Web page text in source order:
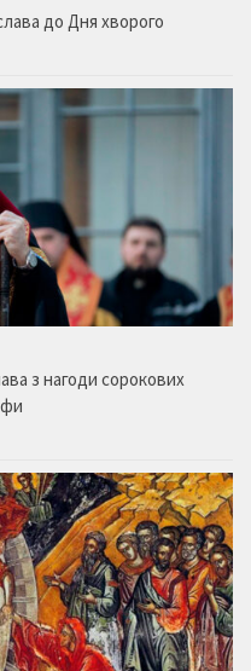
до Дня хворого
з нагоди сорокових